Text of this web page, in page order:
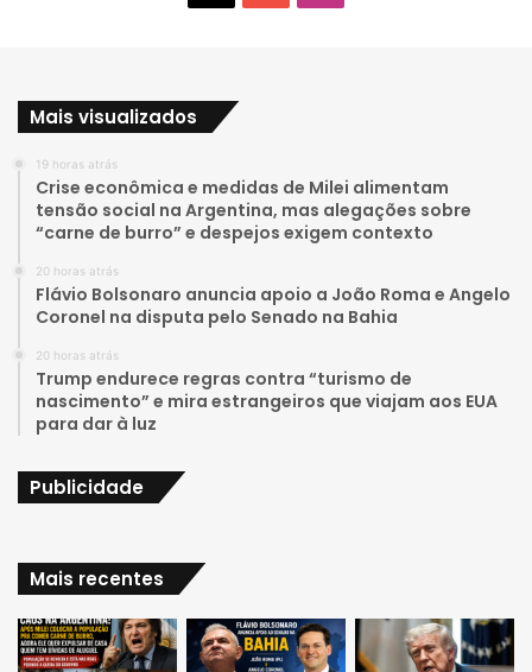
b
g
a
Mais visualizados
19 horas atrás
Crise econômica e medidas de Milei alimentam
tensão social na Argentina, mas alegações sobre
“carne de burro” e despejos exigem contexto
20 horas atrás
Flávio Bolsonaro anuncia apoio a João Roma e Angelo
Coronel na disputa pelo Senado na Bahia
20 horas atrás
Trump endurece regras contra “turismo de
nascimento” e mira estrangeiros que viajam aos EUA
para dar à luz
Publicidade
Mais recentes